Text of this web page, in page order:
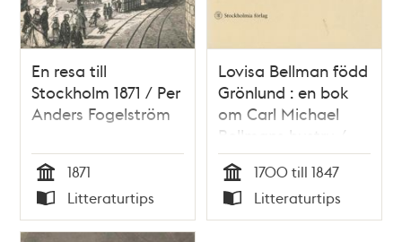
En resa till
Stockholm 1871 / Per
Anders Fogelström
Tid
1871
Typ
Litteraturtips
Lovisa Bellman född
Grönlund : en bok
om Carl Michael
Bellmans hustru /
Marianne Nyström
Tid
1700 till 1847
Typ
Litteraturtips